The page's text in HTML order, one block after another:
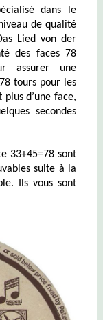
dans le
de qualité
Lied von der
des faces 78
assurer une
tours pour les
d’une face,
secondes
33+45=78 sont
suite à la
Ils vous sont